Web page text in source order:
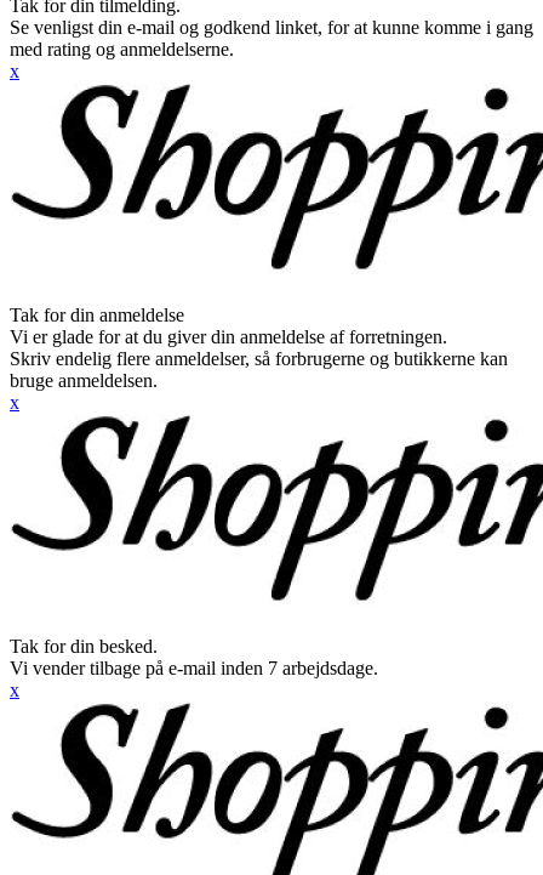
Tak for din tilmelding.
Se venligst din e-mail og godkend linket, for at kunne komme i gang
med rating og anmeldelserne.
x
Tak for din anmeldelse
Vi er glade for at du giver din anmeldelse af forretningen.
Skriv endelig flere anmeldelser, så forbrugerne og butikkerne kan
bruge anmeldelsen.
x
Tak for din besked.
Vi vender tilbage på e-mail inden 7 arbejdsdage.
x